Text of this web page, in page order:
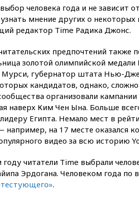
человека года и не зависит
мнение других о
редактор Time Радика Джонс.
предпочтений также
золотой олимпийской медали
губернатор штата Нью-
кандидатов, однако,
организовали
наверх Ким Чен Ына. Больше
Египта. Немало мест в
например, на 17 месте оказался
видео за всю историю
читатели Time выбрали
Эрдогана. Человеком года по
.